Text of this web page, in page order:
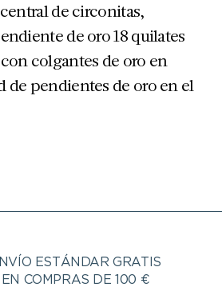
de circonitas,
de oro 18 quilates
colgantes de oro en
de pendientes de oro en el
ESTÁNDAR GRATIS
EN COMPRAS DE 100 €